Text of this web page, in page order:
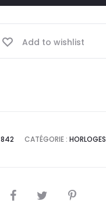
Add to wishlist
842 CATÉGORIE : HORLOGES
SHARE